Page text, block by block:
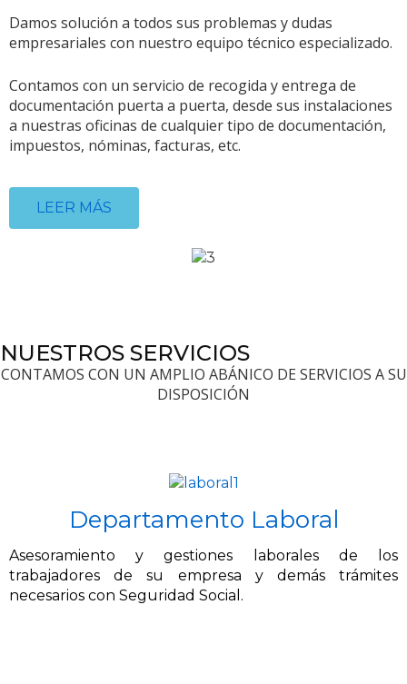
Damos solución a todos sus problemas y dudas
empresariales con nuestro equipo técnico especializado.
Contamos con un servicio de recogida y entrega de
documentación puerta a puerta, desde sus instalaciones
a nuestras oficinas de cualquier tipo de documentación,
impuestos, nóminas, facturas, etc.
LEER MÁS
NUESTROS SERVICIOS
CONTAMOS CON UN AMPLIO ABÁNICO DE SERVICIOS A SU
DISPOSICIÓN
Departamento Laboral
Asesoramiento y gestiones laborales de los
trabajadores de su empresa y demás trámites
necesarios con Seguridad Social.